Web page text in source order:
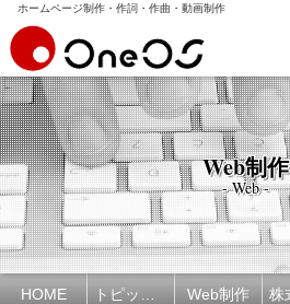
ホームページ制作・作詞・作曲・動画制作
Web制作
- Web -
HOME Web制作